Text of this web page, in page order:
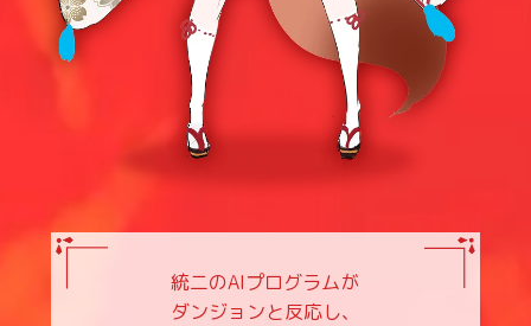
統二のAIプログラムが
ダンジョンと反応し、